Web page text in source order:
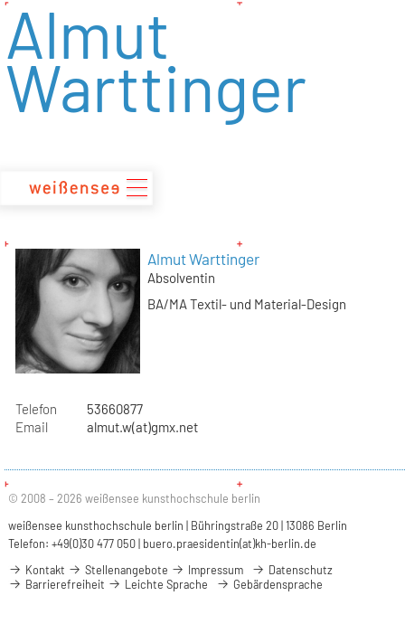
zum
Inhalt
Almut
Warttinger
Almut Warttinger
Absolventin
BA/MA Textil- und Material-Design
Telefon
53660877
Email
almut.w(at)gmx.net
© 2008 – 2026 weißensee kunsthochschule berlin
weißensee kunsthochschule berlin | Bühringstraße 20 | 13086 Berlin
Telefon: +49(0)30 477 050 | buero.praesidentin(at)kh-berlin.de
Kontakt
Stellenangebote Impressum
Datenschutz
Barrierefreiheit
Leichte Sprache Gebärdensprache